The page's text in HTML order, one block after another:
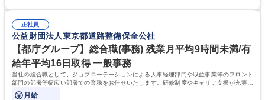
正社員
公益財団法人東京都道路整備保全公社
【都庁グループ】総合職(事務) 残業月平均9時間未満/有
給年平均16日取得 一般事務
当社の総合職として、ジョブローテーションによる人事経理部門や収益事業等のフロント
部門の部署等幅広い部署での業務をお任せいたします。研修制度やキャリア支援が充実し
ております！ ※下記業務詳細
月給